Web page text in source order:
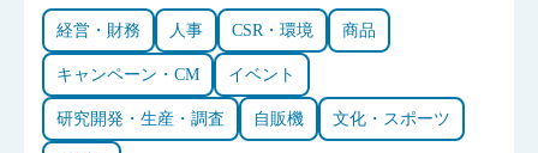
経営・財務 人事 CSR・環境 商品
キャンペーン・CM イベント
研究開発・生産・調査 自販機 文化・スポーツ